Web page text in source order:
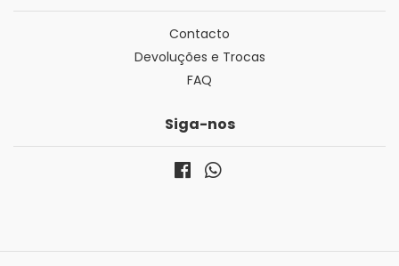
Contacto
Devoluções e Trocas
FAQ
Siga-nos